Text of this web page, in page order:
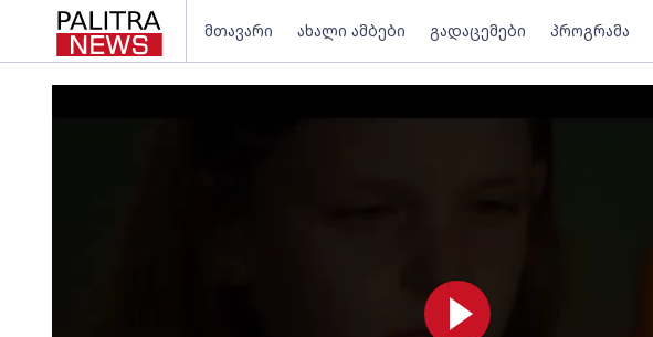
მთავარი ახალი ამბები გადაცემები პროგრამა